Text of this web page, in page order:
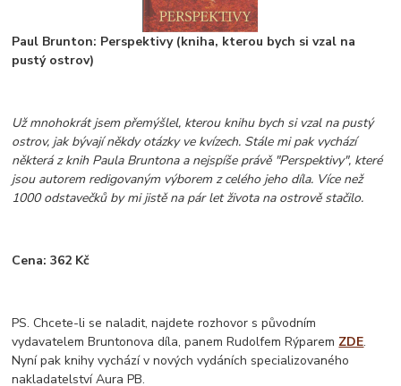
Paul Brunton: Perspektivy (kniha, kterou bych si vzal na
pustý ostrov)
Už mnohokrát jsem přemýšlel, kterou knihu bych si vzal na pustý
ostrov, jak bývají někdy otázky ve kvízech. Stále mi pak vychází
některá z knih Paula Bruntona a nejspíše právě "Perspektivy", které
jsou autorem redigovaným výborem z celého jeho díla. Více než
1000 odstavečků by mi jistě na pár let života na ostrově stačilo.
Cena: 362 Kč
PS. Chcete-li se naladit, najdete rozhovor s původním
vydavatelem Bruntonova díla, panem Rudolfem Rýparem ZDE.
Nyní pak knihy vychází v nových vydáních specializovaného
nakladatelství Aura PB.